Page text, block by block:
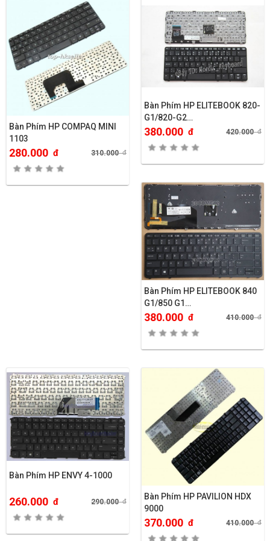
Bàn Phím HP COMPAQ MINI
1103
280.000 đ 310.000đ
Bàn Phím HP ELITEBOOK 820-
G1/820-G2…
380.000 đ 420.000đ
Bàn Phím HP ELITEBOOK 840
G1/850 G1…
380.000 đ 410.000đ
Bàn Phím HP ENVY 4-1000
260.000 đ 290.000đ
Bàn Phím HP PAVILION HDX
9000
370.000 đ 410.000đ